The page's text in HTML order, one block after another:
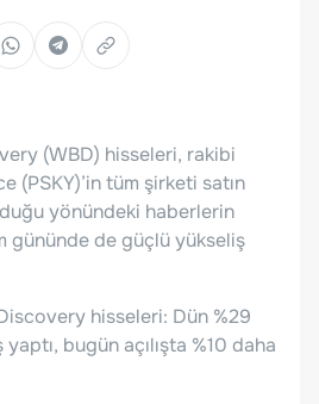
(WBD) hisseleri, rakibi
(PSKY)’in tüm şirketi satın
yönündeki haberlerin
gününde de güçlü yükseliş
hisseleri: Dün %29
yaptı, bugün açılışta %10 daha